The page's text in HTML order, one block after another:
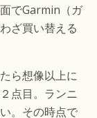
でGarmin（ガ
ざ買い替える
ら想像以上に
点目。ランニ
。その時点で